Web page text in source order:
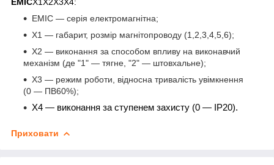
ЕМІС — серія електромагнітна;
Х1 — габарит, розмір магнітопроводу (1,2,3,4,5,6);
Х2 — виконання за способом впливу на виконавчий
механізм (де "1" — тягне, "2" — штовхальне);
Х3 — режим роботи, відносна тривалість увімкнення
(0 — ПВ60%);
Х4 — виконання за ступенем захисту (0 — IP20).
Приховати